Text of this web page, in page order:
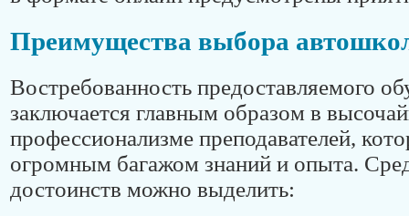
Преимущества выбора
Востребованность предоставляемого
заключается главным образом в
профессионализме преподавателей,
огромным багажом знаний и опыта.
достоинств можно выделить: